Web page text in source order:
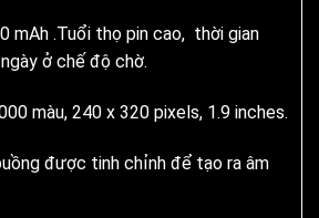
mAh .Tuổi thọ pin cao, thời gian
ở chế độ chờ.
màu, 240 x 320 pixels, 1.9 inches.
được tinh chỉnh để tạo ra âm